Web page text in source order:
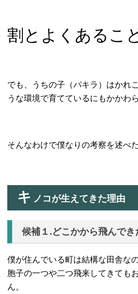
割とよくあるこ
でも、うちの子（パキラ）はかれ
うな環境で育てているにもかかわ
そんなわけで僕なりの考察を述べ
キ ノコが生えてきた理由
候補１.どこかから飛んでき
僕が住んでいる町は結構な田舎な
胞子の一つや二つ飛来してきても
ん。